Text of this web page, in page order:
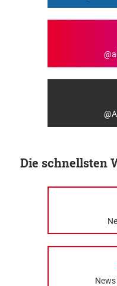
Die schnellsten